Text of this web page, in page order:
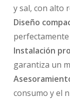
y sal, con alto
Diseño
Instalación
garantiza un
consumo y el